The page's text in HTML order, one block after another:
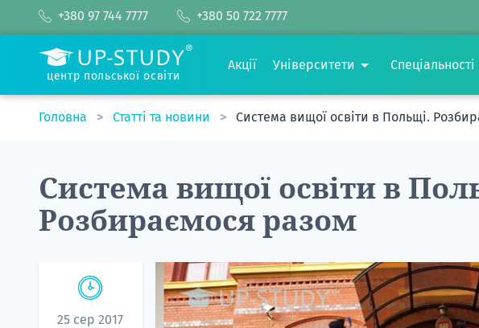
+380 97 744 7777 +380 50 722 7777
центр польської освіти
Акції Університети Спеціальності
Головна Статті та новини Система вищої освіти в Польщі.
Система вищої освіти в
Розбираємося разом
25 сер 2017